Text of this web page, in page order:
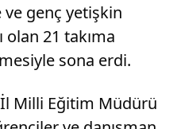
genç yetişkin
olan 21 takıma
sona erdi.
Milli Eğitim Müdürü